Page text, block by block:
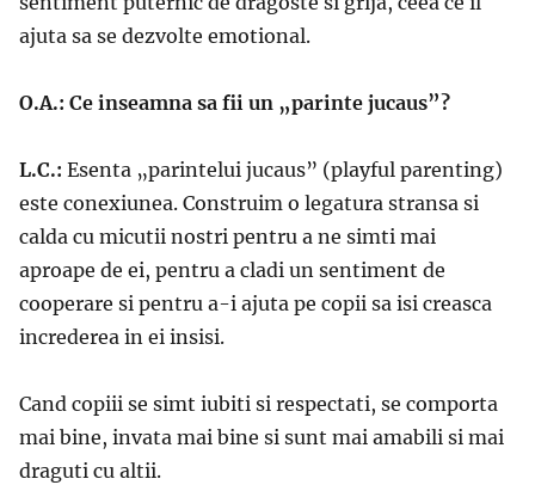
ajuta sa se dezvolte emotional.
O.A.: Ce inseamna sa fii un „parinte jucaus”?
L.C.: Esenta „parintelui jucaus” (playful parenting)
este conexiunea. Construim o legatura stransa si
calda cu micutii nostri pentru a ne simti mai
aproape de ei, pentru a cladi un sentiment de
cooperare si pentru a-i ajuta pe copii sa isi creasca
increderea in ei insisi.
Cand copiii se simt iubiti si respectati, se comporta
mai bine, invata mai bine si sunt mai amabili si mai
draguti cu altii.